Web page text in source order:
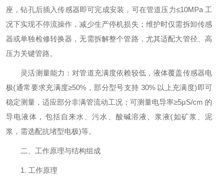
座，钻孔后插入传感器即可完成安装，可在管道压力≤10MPa 工
况下实现不停流操作，减少生产停机损失；维护时仅需拆卸传感
器或单独检修转换器，无需拆解整个管路，尤其适配大管径、高
压力关键管路。
灵活测量能力：对管道充满度依赖较低，液体覆盖传感器电
极(通常要求充满度≥50%，部分型号支持 30% 以上充满度)即可
稳定测量，适应部分非满管流动工况；可测量电导率≥5μS/cm 的
导电液体，包括自来水、污水、酸碱溶液、浆液(如矿浆、泥
浆，需选配抗堵型电极)等。
二、工作原理与结构组成
1. 工作原理